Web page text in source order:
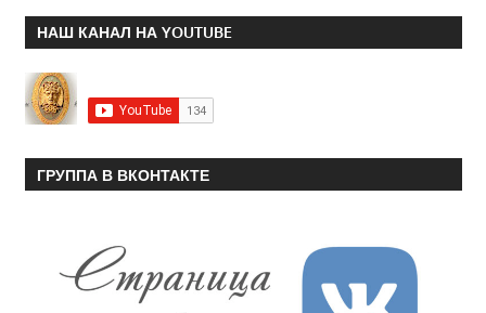
НАШ КАНАЛ НА YOUTUBE
ГРУППА В ВКОНТАКТЕ